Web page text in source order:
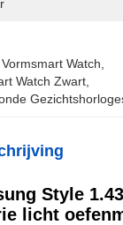
Watch
Watch Zwart
Style
licht